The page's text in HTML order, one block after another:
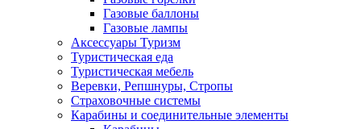
Газовые баллоны
Газовые лампы
Аксессуары Туризм
Туристическая еда
Туристическая мебель
Веревки, Репшнуры, Стропы
Страховочные системы
Карабины и соединительные элементы